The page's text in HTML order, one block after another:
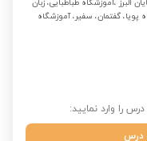
البرز ،آموزشگاه طباطبایی، زبان
پویا، گفتمان، سفیر، آموزشگاه
را وارد نمایید:
درس